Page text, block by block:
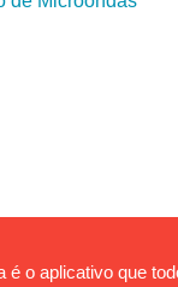
é o aplicativo que